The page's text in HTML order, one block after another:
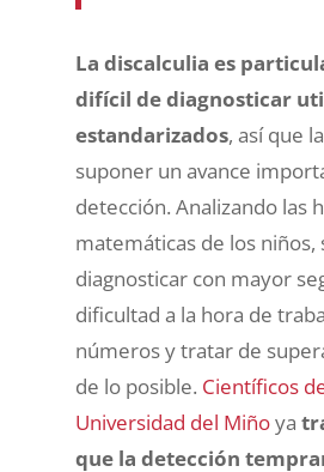
La discalculia es
difícil de diagnosticar
estandarizados, así que
suponer un avance
detección. Analizando las
matemáticas de los niños,
diagnosticar con mayor
dificultad a la hora de
números y tratar de
de lo posible. Científicos
Universidad del Miñoya
que la detección